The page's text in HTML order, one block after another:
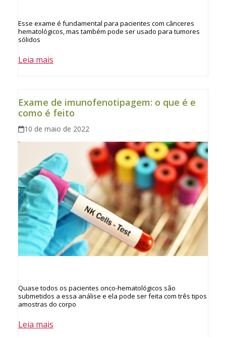
Esse exame é fundamental para pacientes com cânceres
hematológicos, mas também pode ser usado para tumores
sólidos
Leia mais
Exame de imunofenotipagem: o que é e
como é feito
10 de maio de 2022
Quase todos os pacientes onco-hematológicos são
submetidos a essa análise e ela pode ser feita com três tipos
amostras do corpo
Leia mais